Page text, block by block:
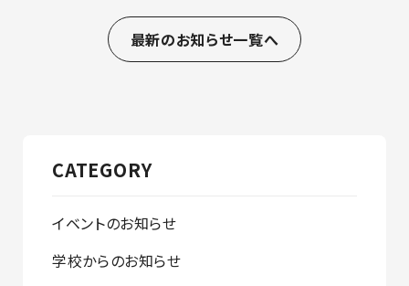
最新のお知らせ一覧へ
CATEGORY
イベントのお知らせ
学校からのお知らせ